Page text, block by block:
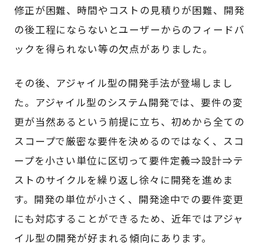
修正が困難、時間やコストの見積りが困難、開発
の後工程にならないとユーザーからのフィードバ
ックを得られない等の欠点がありました。
その後、アジャイル型の開発手法が登場しまし
た。アジャイル型のシステム開発では、要件の変
更が当然あるという前提に立ち、初めから全ての
スコープで厳密な要件を決めるのではなく、スコ
ープを小さい単位に区切って要件定義⇒設計⇒テ
ストのサイクルを繰り返し徐々に開発を進めま
す。開発の単位が小さく、開発途中での要件変更
にも対応することができるため、近年ではアジャ
イル型の開発が好まれる傾向にあります。